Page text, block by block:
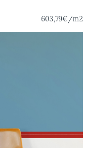
603,79€/m2